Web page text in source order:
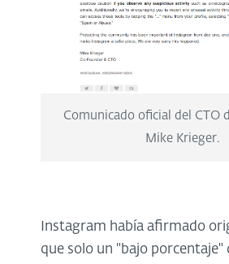
Comunicado oficial del CTO
Mike Krieger.
Instagram había afirmado
que solo un "bajo porcentaje"